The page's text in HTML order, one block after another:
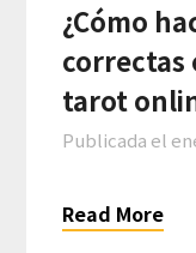
¿Cómo
correctas
tarot
Publicada el
Read More